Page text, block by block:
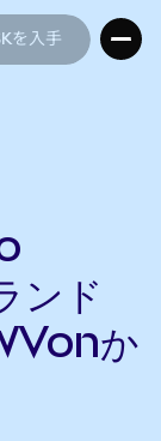
を入手
ンド
か